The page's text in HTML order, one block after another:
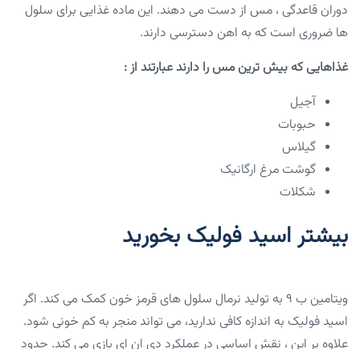
دوران قاعدگی ، مس از دست می دهند. این ماده غذایی برای سلول
ها ضروری است که به اهن دسترسی دارند.
غذاهایی که بیش ترین مس را دارند عبارتند از :
آجیل
حبوبات
گیلاس
گوشت مرغ ارگانیک
شکلات
بیشتر اسید فولیک بخورید
ویتامین ب ۹ به تولید نرمال سلول های قرمز خون کمک می کند. اگر
اسید فولیک به اندازه کافی ندارید، می تواند منجر به کم خونی شود.
علاوه بر این ، نقش اساسی در عملکرد دی ان ای بازی می کند. حدود